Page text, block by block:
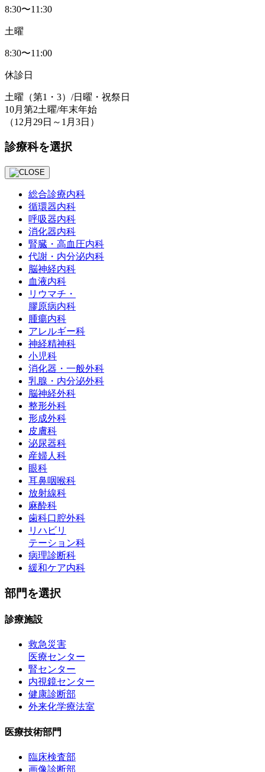
8:30〜11:30
土曜
8:30〜11:00
休診日
土曜 （第1・3） /日曜・祝祭日
10月第2土曜/年末年始
（12月29日～1月3日）
診療科を選択
総合診療内科
循環器内科
呼吸器内科
消化器内科
腎臓・⾼⾎圧内科
代謝・内分泌内科
脳神経内科
⾎液内科
リウマチ・
膠原病内科
腫瘍内科
アレルギー科
神経精神科
小児科
消化器・一般外科
乳腺・内分泌外科
脳神経外科
整形外科
形成外科
皮膚科
泌尿器科
産婦人科
眼科
耳鼻咽喉科
放射線科
麻酔科
歯科口腔外科
リハビリ
テーション科
病理診断科
緩和ケア内科
部門を選択
診療施設
救急災害
医療センター
腎センター
内視鏡センター
健康診断部
外来化学療法室
医療技術部門
臨床検査部
画像診断部